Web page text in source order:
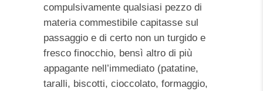
compulsivamente qualsiasi pezzo di
materia commestibile capitasse sul
passaggio e di certo non un turgido e
fresco finocchio, bensì altro di più
appagante nell’immediato (patatine,
taralli, biscotti, cioccolato, formaggio,